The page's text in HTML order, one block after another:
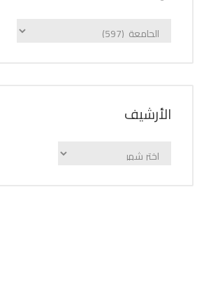
الإعلانات
اﻷرشيف
اﻷرشيف